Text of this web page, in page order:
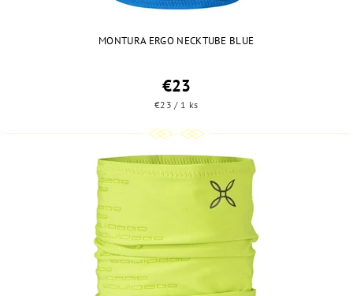
MONTURA ERGO NECKTUBE BLUE
€23
€23 / 1 ks